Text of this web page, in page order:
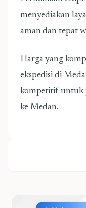
menyediakan
aman dan tepat
Harga yang
ekspedisi di
kompetitif untuk
ke Medan.